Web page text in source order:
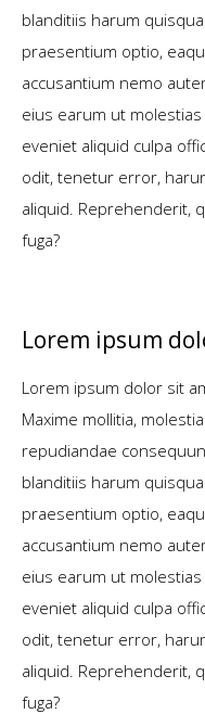
blanditiis harum
praesentium optio,
accusantium nemo
eius earum ut
eveniet aliquid culpa
odit, tenetur error,
aliquid. Reprehenderit,
fuga?
Lorem ipsum
Lorem ipsum dolor sit
Maxime mollitia,
repudiandae
blanditiis harum
praesentium optio,
accusantium nemo
eius earum ut
eveniet aliquid culpa
odit, tenetur error,
aliquid. Reprehenderit,
fuga?